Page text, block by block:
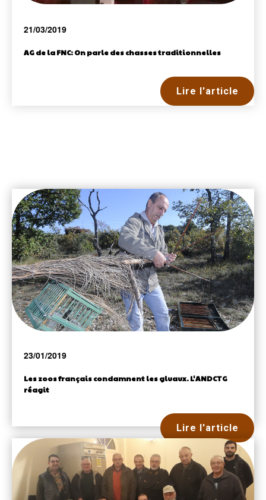
21/03/2019
AG de la FNC: On parle des chasses traditionnelles
Lire l'article
23/01/2019
Les zoos français condamnent les gluaux. L'ANDCTG
réagit
Lire l'article